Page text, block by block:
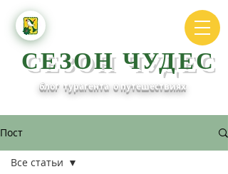
СЕЗОН ЧУДЕС
блог турагента о путешествиях
Пост
Все статьи